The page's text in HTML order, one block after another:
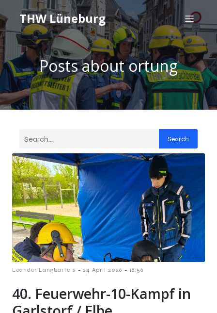
THW Lüneburg
Posts about ortung
Search
Leander Langbartels - 24 April 2026 - 18:56
40. Feuerwehr-10-Kampf in